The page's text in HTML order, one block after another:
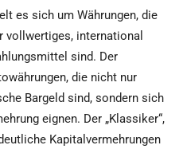
es sich um Währungen, die
vollwertiges, international
sind. Der
die nicht nur
Bargeld sind, sondern sich
eignen. Der „Klassiker“,
Kapitalvermehrungen